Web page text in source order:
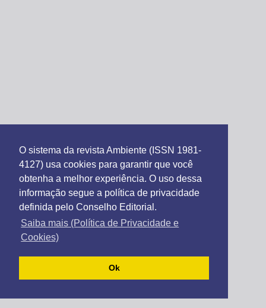
O sistema da revista Ambiente (ISSN 1981-
4127) usa cookies para garantir que você
obtenha a melhor experiência. O uso dessa
informação segue a política de privacidade
definida pelo Conselho Editorial.
Saiba mais (Política de Privacidade e
Cookies)
Ok